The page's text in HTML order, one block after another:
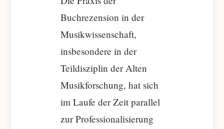
Buchrezension in der
Musikwissenschaft,
insbesondere in der
Teildisziplin der Alten
Musikforschung, hat sich
im Laufe der Zeit parallel
zur Professionalisierung